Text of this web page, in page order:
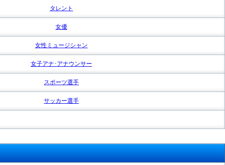
タレント
女優
女性ミュージシャン
女子アナ･アナウンサー
スポーツ選手
サッカー選手